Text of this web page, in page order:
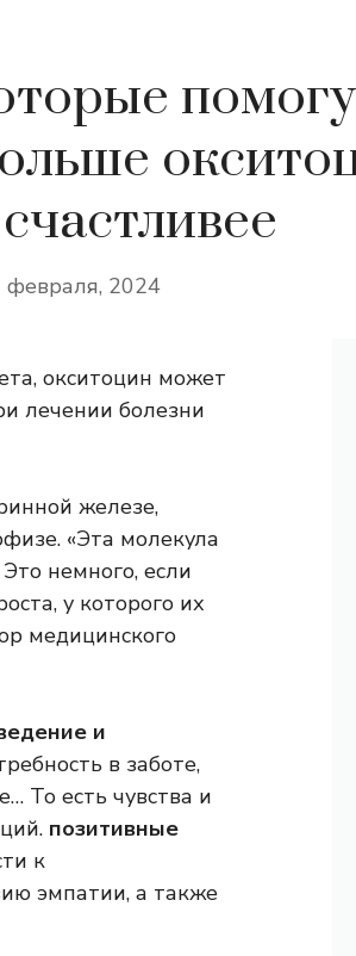
февраля, 2024
окситоцин может
лечении болезни
железе,
«Эта молекула
немного, если
у которого их
медицинского
и
в заботе,
То есть чувства и
позитивные
к
эмпатии, а также